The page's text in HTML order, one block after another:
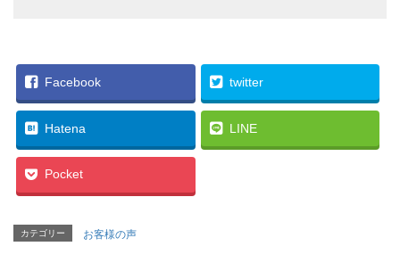
Facebook twitter
Hatena LINE
Pocket
カテゴリー お客様の声